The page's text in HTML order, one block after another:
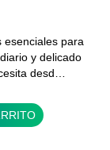
esenciales para
y delicado
desd…